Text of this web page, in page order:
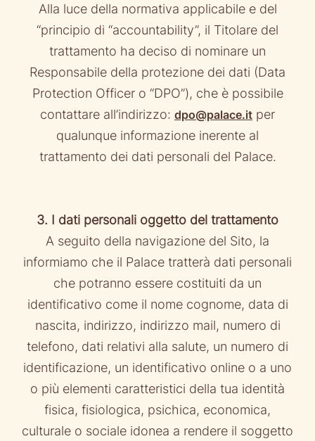
Alla luce della normativa applicabile e del
“principio di “accountability”, il Titolare del
trattamento ha deciso di nominare un
Responsabile della protezione dei dati (Data
Protection Officer o “DPO”), che è possibile
contattare all’indirizzo: dpo@palace.it per
qualunque informazione inerente al
trattamento dei dati personali del Palace.
3. I dati personali oggetto del trattamento
A seguito della navigazione del Sito, la
informiamo che il Palace tratterà dati personali
che potranno essere costituiti da un
identificativo come il nome cognome, data di
nascita, indirizzo, indirizzo mail, numero di
telefono, dati relativi alla salute, un numero di
identificazione, un identificativo online o a uno
o più elementi caratteristici della tua identità
fisica, fisiologica, psichica, economica,
culturale o sociale idonea a rendere il soggetto